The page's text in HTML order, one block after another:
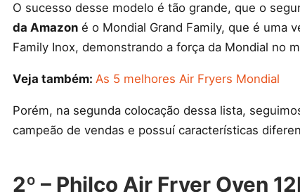
O sucesso desse modelo é tão grande, que o
da Amazon é o Mondial Grand Family, que é uma
Family Inox, demonstrando a força da Mondial no
Veja também: As 5 melhores Air Fryers Mondial
Porém, na segunda colocação dessa lista,
campeão de vendas e possuí características
2º – Philco Air Fryer Oven